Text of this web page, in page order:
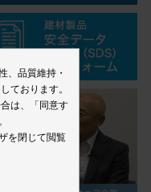
、品質維持・
ております。
は、「同意す
を閉じて閲覧